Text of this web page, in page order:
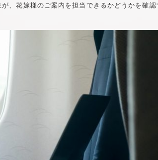
、花嫁様のご案内を担当できるかどうかを確認